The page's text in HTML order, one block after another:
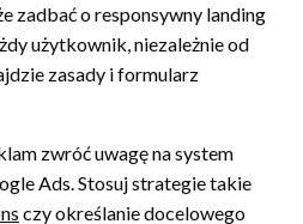
zadbać o responsywny landing
użytkownik, niezależnie od
zasady i formularz
zwróć uwagę na system
Ads. Stosuj strategie takie
czy określanie docelowego